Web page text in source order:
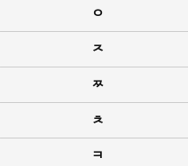
ㅇ
ㅈ
ㅉ
ㅊ
ㅋ